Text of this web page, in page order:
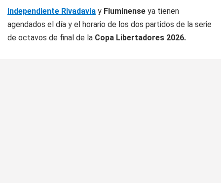
Independiente Rivadavia y Fluminense ya tienen
agendados el día y el horario de los dos partidos de la serie
de octavos de final de la Copa Libertadores 2026.